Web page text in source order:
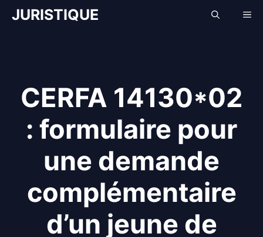
AllerJURISTIQUE
CERFA 14130*02
: formulaire pour
une demande
complémentaire
d’un jeune de